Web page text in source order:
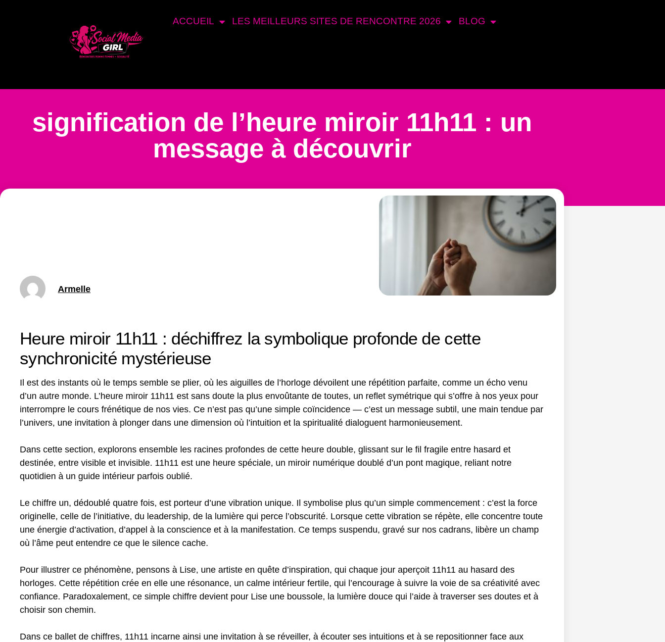
ACCUEIL LES MEILLEURS SITES DE RENCONTRE 2026 BLOG
signification de l’heure miroir 11h11 : un
message à découvrir
Armelle
Heure miroir 11h11 : déchiffrez la symbolique profonde de cette
synchronicité mystérieuse
Il est des instants où le temps semble se plier, où les aiguilles de l’horloge dévoilent une répétition parfaite, comme un écho venu
d’un autre monde. L’heure miroir 11h11 est sans doute la plus envoûtante de toutes, un reflet symétrique qui s’offre à nos yeux pour
interrompre le cours frénétique de nos vies. Ce n’est pas qu’une simple coïncidence — c’est un message subtil, une main tendue par
l’univers, une invitation à plonger dans une dimension où l’intuition et la spiritualité dialoguent harmonieusement.
Dans cette section, explorons ensemble les racines profondes de cette heure double, glissant sur le fil fragile entre hasard et
destinée, entre visible et invisible. 11h11 est une heure spéciale, un miroir numérique doublé d’un pont magique, reliant notre
quotidien à un guide intérieur parfois oublié.
Le chiffre un, dédoublé quatre fois, est porteur d’une vibration unique. Il symbolise plus qu’un simple commencement : c’est la force
originelle, celle de l’initiative, du leadership, de la lumière qui perce l’obscurité. Lorsque cette vibration se répète, elle concentre toute
une énergie d’activation, d’appel à la conscience et à la manifestation. Ce temps suspendu, gravé sur nos cadrans, libère un champ
où l’âme peut entendre ce que le silence cache.
Pour illustrer ce phénomène, pensons à Lise, une artiste en quête d’inspiration, qui chaque jour aperçoit 11h11 au hasard des
horloges. Cette répétition crée en elle une résonance, un calme intérieur fertile, qui l’encourage à suivre la voie de sa créativité avec
confiance. Paradoxalement, ce simple chiffre devient pour Lise une boussole, la lumière douce qui l’aide à traverser ses doutes et à
choisir son chemin.
Dans ce ballet de chiffres, 11h11 incarne ainsi une invitation à se réveiller, à écouter ses intuitions et à se repositionner face aux